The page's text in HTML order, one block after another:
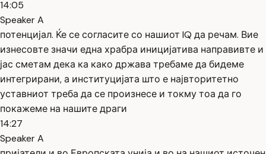
14:05
Speaker A
потенцијал. Ќе се согласите со нашиот IQ да речам. Вие
изнесовте значи една храбра иницијатива направивте и
јас сметам дека ка како држава требаме да бидеме
интегрирани, а институцијата што е највторитетно
уставниот треба да се произнесе и токму тоа да го
покажеме на нашите драги
14:27
Speaker A